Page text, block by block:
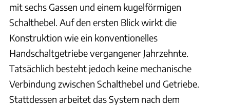
mit sechs Gassen und einem kugelförmigen
Schalthebel. Auf den ersten Blick wirkt die
Konstruktion wie ein konventionelles
Handschaltgetriebe vergangener Jahrzehnte.
Tatsächlich besteht jedoch keine mechanische
Verbindung zwischen Schalthebel und Getriebe.
Stattdessen arbeitet das System nach dem